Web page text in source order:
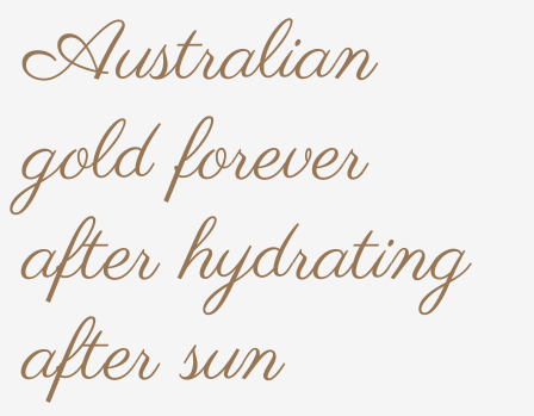
Australian
gold forever
after hydrating
after sun